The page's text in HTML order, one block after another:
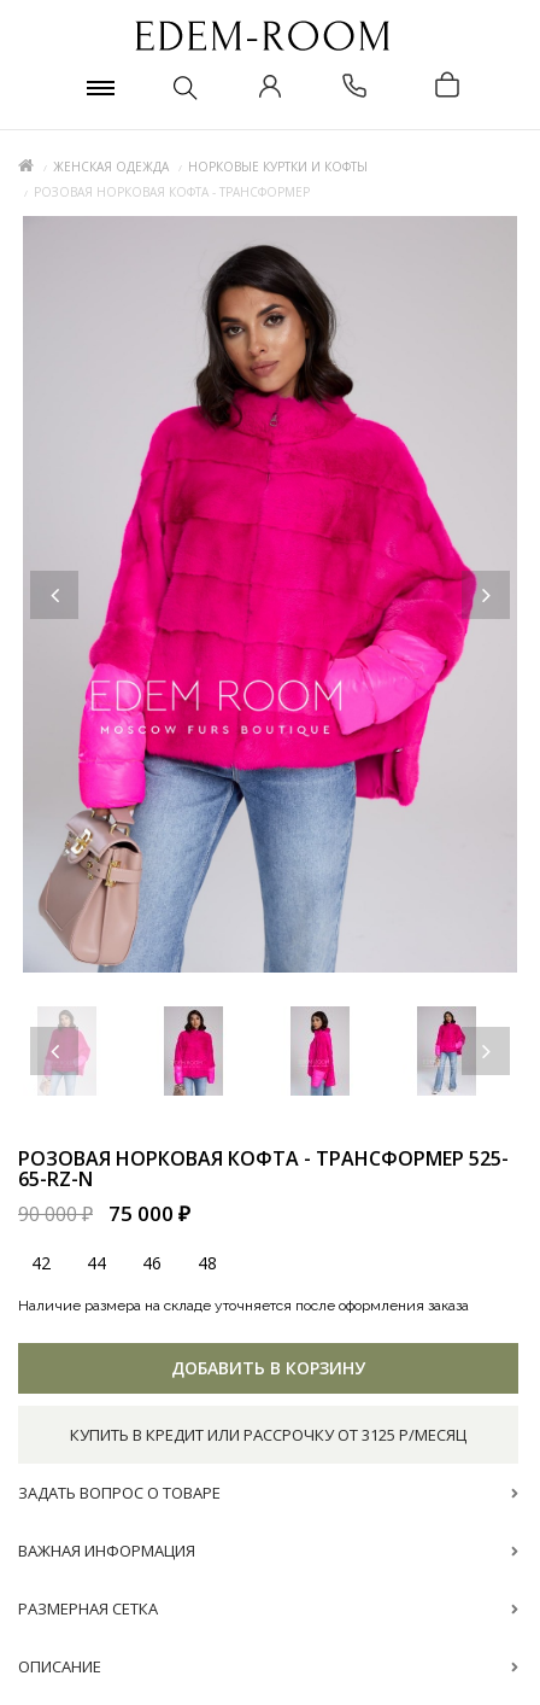
ЖЕНСКАЯ ОДЕЖДА
НОРКОВЫЕ КУРТКИ И КОФТЫ
РОЗОВАЯ НОРКОВАЯ КОФТА - ТРАНСФОРМЕР
РОЗОВАЯ НОРКОВАЯ КОФТА - ТРАНСФОРМЕР 525-
65-RZ-N
90 000 ₽
75 000 ₽
42 44 46 48
Наличие размера на складе уточняется после оформления заказа
ДОБАВИТЬ В КОРЗИНУ
КУПИТЬ В КРЕДИТ ИЛИ РАССРОЧКУ ОТ 3125 Р/МЕСЯЦ
ЗАДАТЬ ВОПРОС О ТОВАРЕ
ВАЖНАЯ ИНФОРМАЦИЯ
РАЗМЕРНАЯ СЕТКА
ОПИСАНИЕ